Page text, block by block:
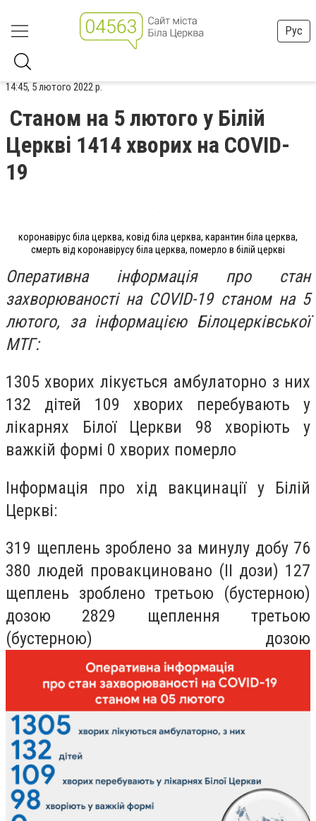
Рус
14:45, 5 лютого 2022 р.
Станом на 5 лютого у Білій
Церкві 1414 хворих на COVID-
19
коронавірус біла церква, ковід біла церква, карантин біла церква,
смерть від коронавірусу біла церква, померло в білій церкві
Оперативна інформація про стан
захворюваності на COVID-19 станом на 5
лютого, за інформацією Білоцерківської
МТГ:
1305 хворих лікується амбулаторно з них
132 дітей 109 хворих перебувають у
лікарнях Білої Церкви 98 хворіють у
важкій формі 0 хворих померло
Інформація про хід вакцинації у Білій
Церкві:
319 щеплень зроблено за минулу добу 76
380 людей провакциновано (ІІ дози) 127
щеплень зроблено третьою (бустерною)
дозою 2829 щеплення третьою
(бустерною) дозою